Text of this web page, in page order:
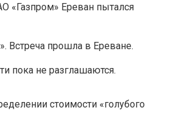
«Газпром» Ереван пытался
Встреча прошла в Ереване.
пока не разглашаются.
стоимости «голубого